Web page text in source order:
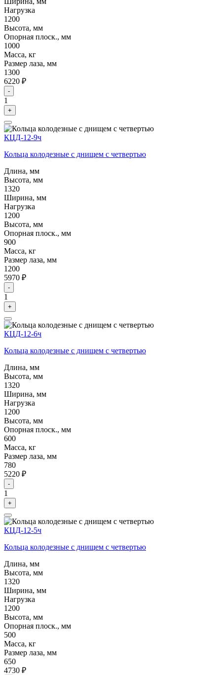
Нагрузка
1200
Высота, мм
Опорная плоск., мм
1000
Масса, кг
Размер лаза, мм
1300
6220 ₽
-
1
+
КЦД-12-9ч
Кольца колодезные с днищем с четвертью
Длина, мм
Высота, мм
1320
Ширина, мм
Нагрузка
1200
Высота, мм
Опорная плоск., мм
900
Масса, кг
Размер лаза, мм
1200
5970 ₽
-
1
+
КЦД-12-6ч
Кольца колодезные с днищем с четвертью
Длина, мм
Высота, мм
1320
Ширина, мм
Нагрузка
1200
Высота, мм
Опорная плоск., мм
600
Масса, кг
Размер лаза, мм
780
5220 ₽
-
1
+
КЦД-12-5ч
Кольца колодезные с днищем с четвертью
Длина, мм
Высота, мм
1320
Ширина, мм
Нагрузка
1200
Высота, мм
Опорная плоск., мм
500
Масса, кг
Размер лаза, мм
650
4730 ₽